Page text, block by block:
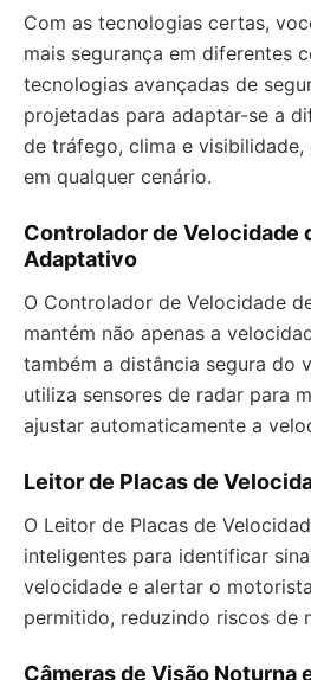
Com as tecnologias certas,
mais segurança em diferentes
tecnologias avançadas de
projetadas para adaptar-se a
de tráfego, clima e
em qualquer cenário.
Controlador de Velocidade
Adaptativo
O Controlador de Velocidade
mantém não apenas a
também a distância segura do
utiliza sensores de radar para
ajustar automaticamente a
Leitor de Placas de
O Leitor de Placas de
inteligentes para identificar
velocidade e alertar o
permitido, reduzindo riscos de
Câmeras de Visão Noturna